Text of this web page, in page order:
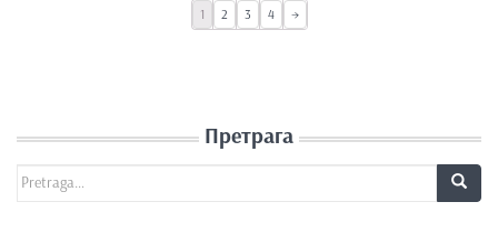
1 2 3 4 →
Претрага
Search for: